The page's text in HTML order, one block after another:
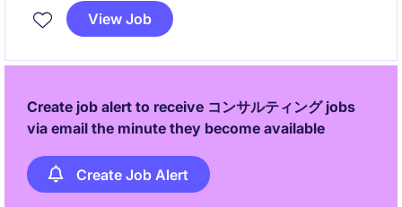
クライアント各社の重要案件を統括PM〜PLとしてサポ
ートしていただきます。
View Job
Create job alert to receive コンサルティング jobs
via email the minute they become available
Create Job Alert